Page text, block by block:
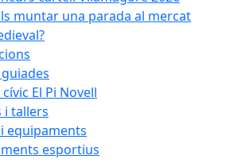
muntar una parada al mercat
El Pi Novell
i tallers
equipaments
esportius